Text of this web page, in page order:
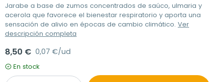
Jarabe a base de zumos concentrados de saúco, ulmaria y
acerola que favorece el bienestar respiratorio y aporta una
sensación de alivio en épocas de cambio climático. Ver
descripción completa
8,50 € 0,07 €/ud
En stock